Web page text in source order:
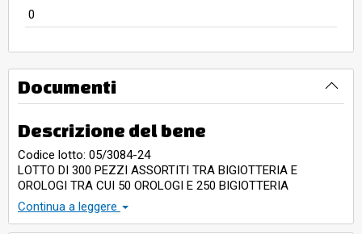
0
Documenti
Descrizione del bene
Codice lotto: 05/3084-24
LOTTO DI 300 PEZZI ASSORTITI TRA BIGIOTTERIA E
OROLOGI TRA CUI 50 OROLOGI E 250 BIGIOTTERIA
LE FOTO SONO INDICATIVE
Continua a leggere